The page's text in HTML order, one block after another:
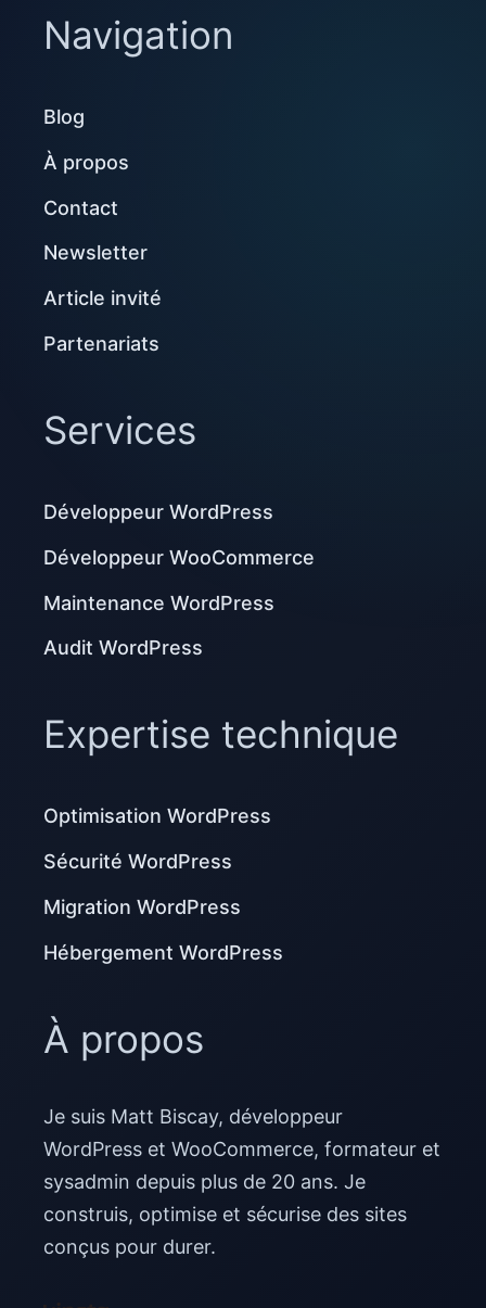
Navigation
Blog
À propos
Contact
Newsletter
Article invité
Partenariats
Services
Développeur WordPress
Développeur WooCommerce
Maintenance WordPress
Audit WordPress
Expertise technique
Optimisation WordPress
Sécurité WordPress
Migration WordPress
Hébergement WordPress
À propos
Je suis Matt Biscay, développeur
WordPress et WooCommerce, formateur et
sysadmin depuis plus de 20 ans. Je
construis, optimise et sécurise des sites
conçus pour durer.